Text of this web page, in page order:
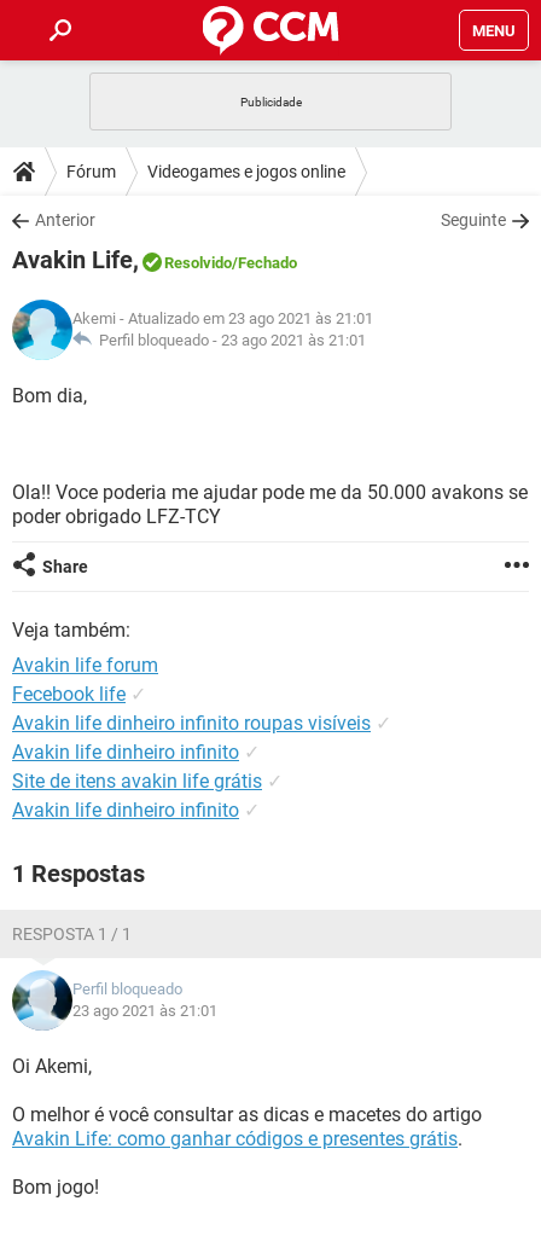
MENU
CELULAR FACEBOOK
OUTLOOK
INSTAGRAM GMAIL
GUIA DE COMPRAS
DICAS
JOGOS WHATSAPP
INSTAGRAM GMAIL
GUIA DE COMPRAS
DOWNLOADS
JOGOS WHATSAPP
CELULAR
OUTLOOK EXCEL
INSTAGRAM
JOGOS WHATSAPP
CELULAR
OUTLOOK
GUIA DE COMPRAS
GLOSSÁRIO
JOGOS
INSTAGRAM
GUIA DE COMPRAS
Fórum Videogames e jogos online
Anterior Seguinte
Avakin Life, Resolvido/Fechado
Akemi - Atualizado em 23 ago 2021 às 21:01
Perfil bloqueado - 23 ago 2021 às 21:01
Bom dia,
Ola!! Voce poderia me ajudar pode me da 50.000 avakons se
poder obrigado LFZ-TCY
Share
Veja também:
Avakin life forum
Fecebook life ✓
Avakin life dinheiro infinito roupas visíveis ✓
Avakin life dinheiro infinito ✓
Site de itens avakin life grátis ✓
Avakin life dinheiro infinito ✓
1 Respostas
RESPOSTA 1 / 1
Perfil bloqueado
23 ago 2021 às 21:01
Oi Akemi,
O melhor é você consultar as dicas e macetes do artigo
Avakin Life: como ganhar códigos e presentes grátis.
Bom jogo!